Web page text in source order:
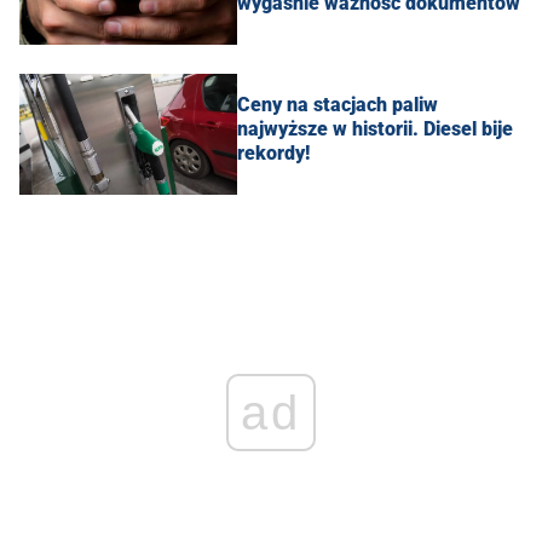
Ceny na stacjach paliw
najwyższe w historii. Diesel bije
rekordy!
ad